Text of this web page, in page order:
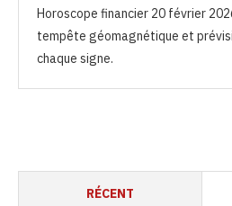
Horoscope financier 20 février
tempête géomagnétique et
chaque signe.
RÉCENT